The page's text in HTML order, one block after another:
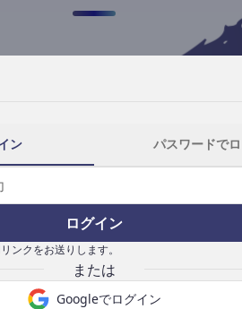
ン パスワードで
ログイン
ンクをお送りします。
Googleでログイン
筆できる場所です。